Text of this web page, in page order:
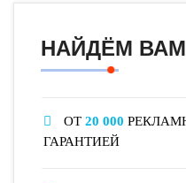
НАЙДЁМ
ОТ 20 000
ГАРАНТИЕЙ